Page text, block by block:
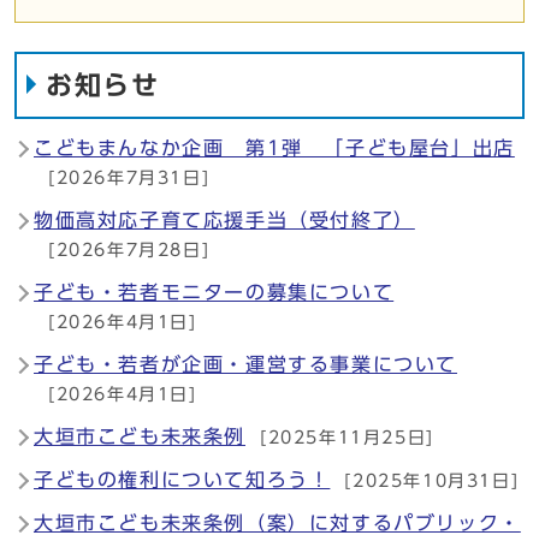
お知らせ
こどもまんなか企画 第1弾 「子ども屋台」出店
[2026年7月31日]
物価高対応子育て応援手当（受付終了）
[2026年7月28日]
子ども・若者モニターの募集について
[2026年4月1日]
子ども・若者が企画・運営する事業について
[2026年4月1日]
大垣市こども未来条例 [2025年11月25日]
子どもの権利について知ろう！ [2025年10月31日]
大垣市こども未来条例（案）に対するパブリック・